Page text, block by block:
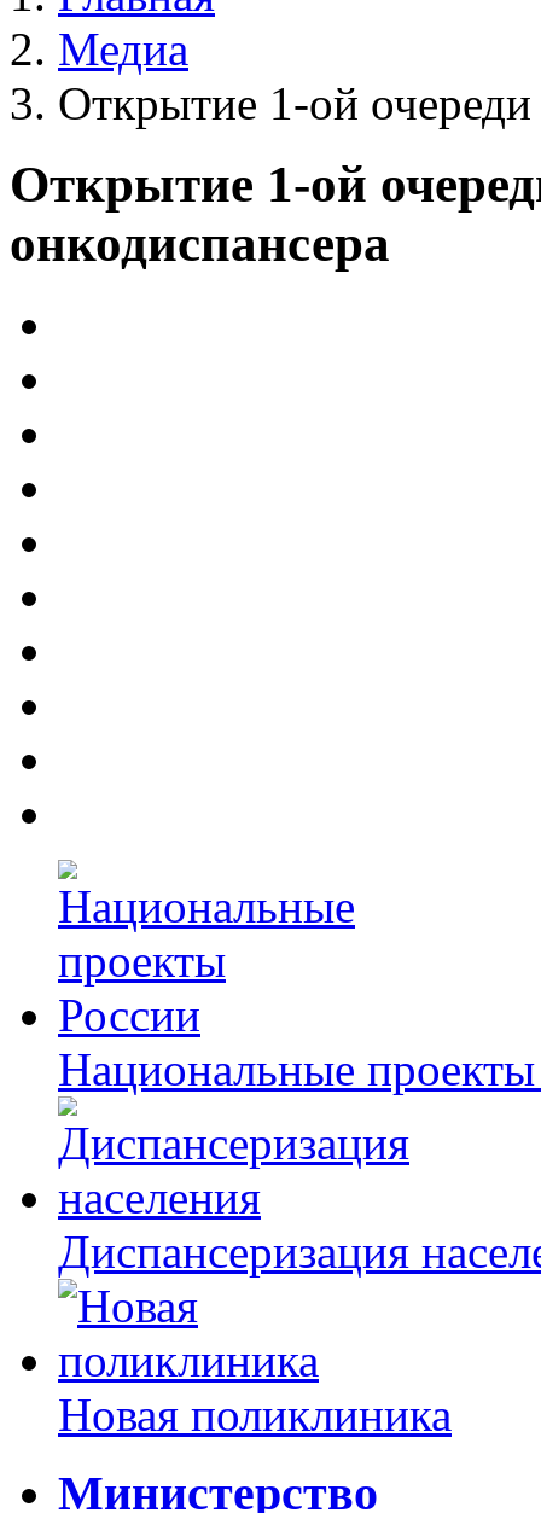
Медиа
Открытие 1-ой очереди
Открытие 1-ой
онкодиспансера
Национальные
Диспансеризация
Новая поликлиника
Министерство